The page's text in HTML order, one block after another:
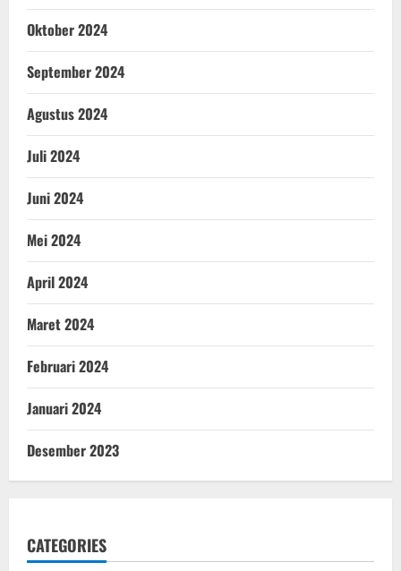
Oktober 2024
September 2024
Agustus 2024
Juli 2024
Juni 2024
Mei 2024
April 2024
Maret 2024
Februari 2024
Januari 2024
Desember 2023
CATEGORIES